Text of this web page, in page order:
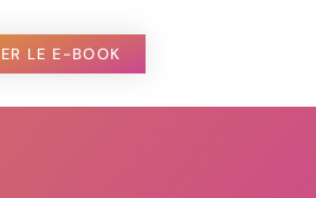
LE E-BOOK